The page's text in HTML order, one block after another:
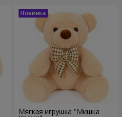
Мягкая игрушка "Мишка